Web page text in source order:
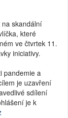
skandální
které
ve čtvrtek 11.
iniciativy.
pandemie a
je uzavření
sdílení
je k